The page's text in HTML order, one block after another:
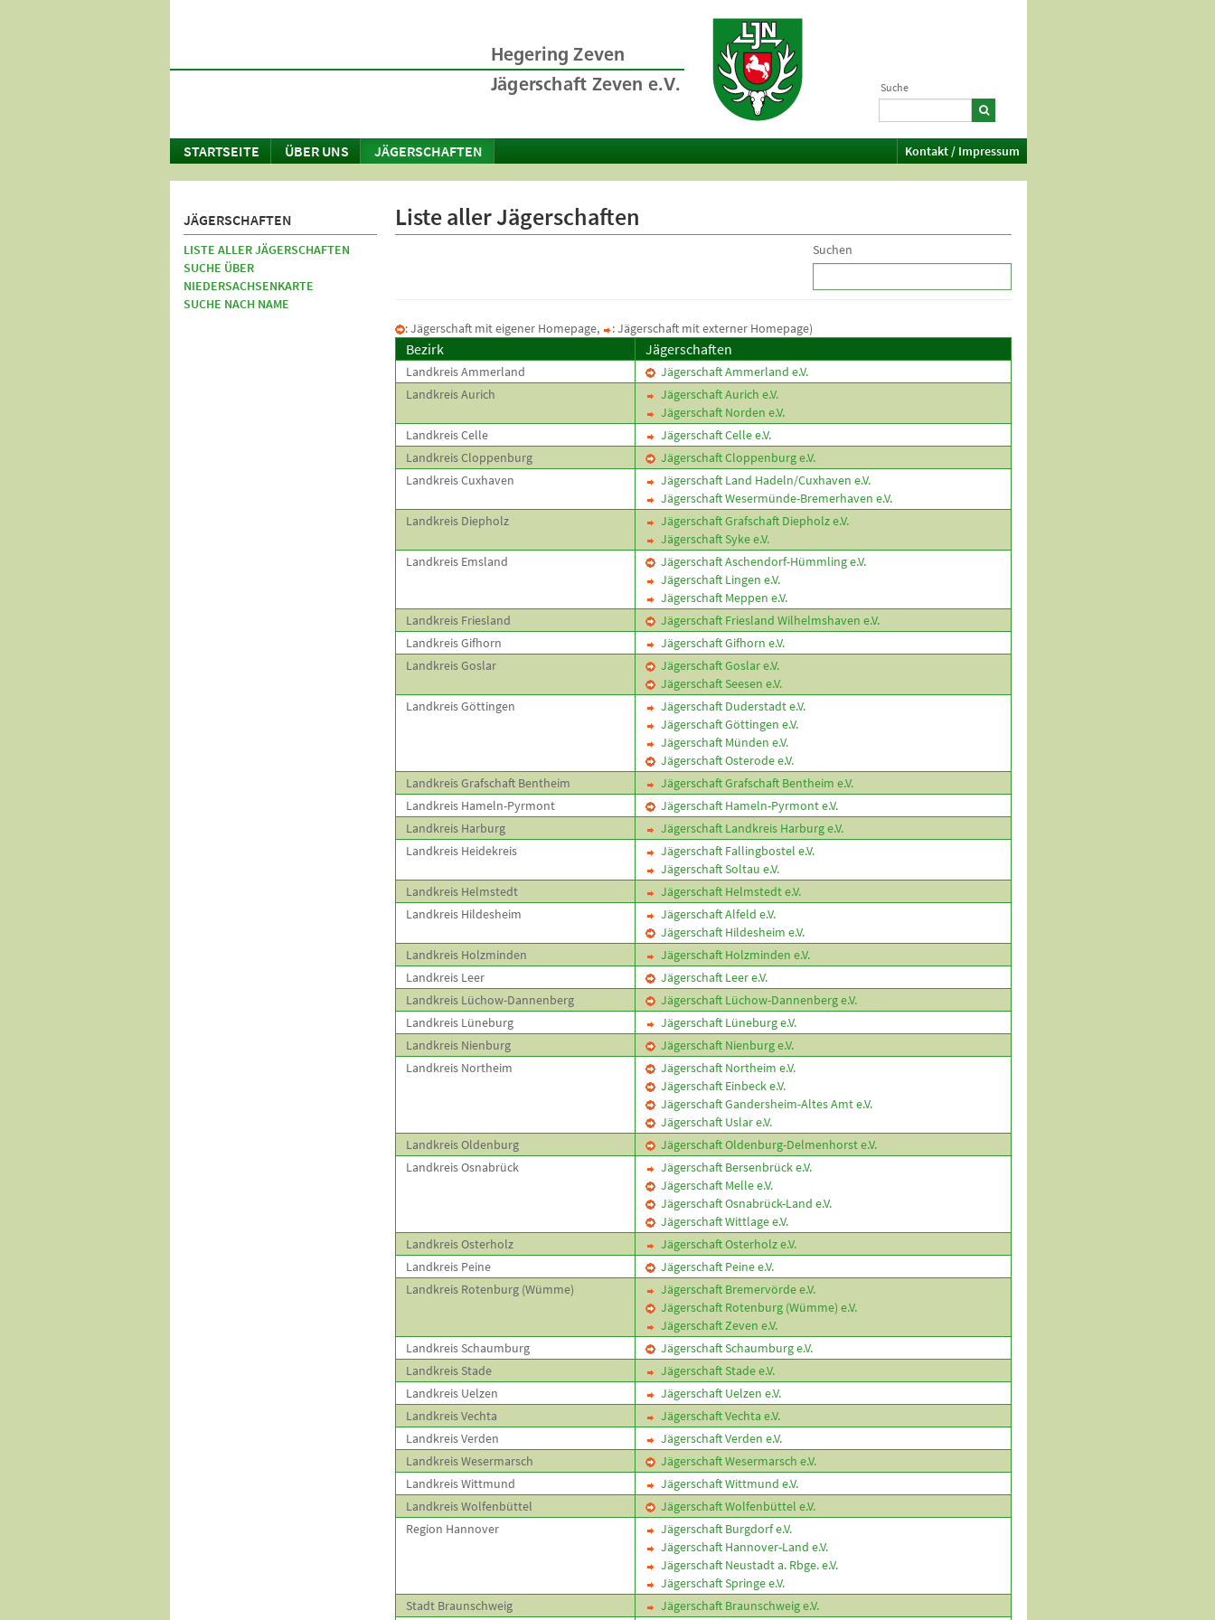
Suche
STARTSEITE ÜBER UNS JÄGERSCHAFTEN Kontakt / Impressum
JÄGERSCHAFTEN
LISTE ALLER JÄGERSCHAFTEN
SUCHE ÜBER
NIEDERSACHSENKARTE
SUCHE NACH NAME
Liste aller Jägerschaften
Suchen
: Jägerschaft mit eigener Homepage, : Jägerschaft mit externer Homepage)
Bezirk Jägerschaften
Landkreis Ammerland
Jägerschaft Ammerland e.V.
Landkreis Aurich
Jägerschaft Aurich e.V.
Jägerschaft Norden e.V.
Landkreis Celle
Jägerschaft Celle e.V.
Landkreis Cloppenburg
Jägerschaft Cloppenburg e.V.
Landkreis Cuxhaven
Jägerschaft Land Hadeln/Cuxhaven e.V.
Jägerschaft Wesermünde-Bremerhaven e.V.
Landkreis Diepholz
Jägerschaft Grafschaft Diepholz e.V.
Jägerschaft Syke e.V.
Landkreis Emsland
Jägerschaft Aschendorf-Hümmling e.V.
Jägerschaft Lingen e.V.
Jägerschaft Meppen e.V.
Landkreis Friesland
Jägerschaft Friesland Wilhelmshaven e.V.
Landkreis Gifhorn
Jägerschaft Gifhorn e.V.
Landkreis Goslar
Jägerschaft Goslar e.V.
Jägerschaft Seesen e.V.
Landkreis Göttingen
Jägerschaft Duderstadt e.V.
Jägerschaft Göttingen e.V.
Jägerschaft Münden e.V.
Jägerschaft Osterode e.V.
Landkreis Grafschaft Bentheim
Jägerschaft Grafschaft Bentheim e.V.
Landkreis Hameln-Pyrmont
Jägerschaft Hameln-Pyrmont e.V.
Landkreis Harburg
Jägerschaft Landkreis Harburg e.V.
Landkreis Heidekreis
Jägerschaft Fallingbostel e.V.
Jägerschaft Soltau e.V.
Landkreis Helmstedt
Jägerschaft Helmstedt e.V.
Landkreis Hildesheim
Jägerschaft Alfeld e.V.
Jägerschaft Hildesheim e.V.
Landkreis Holzminden
Jägerschaft Holzminden e.V.
Landkreis Leer
Jägerschaft Leer e.V.
Landkreis Lüchow-Dannenberg
Jägerschaft Lüchow-Dannenberg e.V.
Landkreis Lüneburg
Jägerschaft Lüneburg e.V.
Landkreis Nienburg
Jägerschaft Nienburg e.V.
Landkreis Northeim
Jägerschaft Northeim e.V.
Jägerschaft Einbeck e.V.
Jägerschaft Gandersheim-Altes Amt e.V.
Jägerschaft Uslar e.V.
Landkreis Oldenburg
Jägerschaft Oldenburg-Delmenhorst e.V.
Landkreis Osnabrück
Jägerschaft Bersenbrück e.V.
Jägerschaft Melle e.V.
Jägerschaft Osnabrück-Land e.V.
Jägerschaft Wittlage e.V.
Landkreis Osterholz
Jägerschaft Osterholz e.V.
Landkreis Peine
Jägerschaft Peine e.V.
Landkreis Rotenburg (Wümme)
Jägerschaft Bremervörde e.V.
Jägerschaft Rotenburg (Wümme) e.V.
Jägerschaft Zeven e.V.
Landkreis Schaumburg
Jägerschaft Schaumburg e.V.
Landkreis Stade
Jägerschaft Stade e.V.
Landkreis Uelzen
Jägerschaft Uelzen e.V.
Landkreis Vechta
Jägerschaft Vechta e.V.
Landkreis Verden
Jägerschaft Verden e.V.
Landkreis Wesermarsch
Jägerschaft Wesermarsch e.V.
Landkreis Wittmund
Jägerschaft Wittmund e.V.
Landkreis Wolfenbüttel
Jägerschaft Wolfenbüttel e.V.
Region Hannover
Jägerschaft Burgdorf e.V.
Jägerschaft Hannover-Land e.V.
Jägerschaft Neustadt a. Rbge. e.V.
Jägerschaft Springe e.V.
Stadt Braunschweig
Jägerschaft Braunschweig e.V.